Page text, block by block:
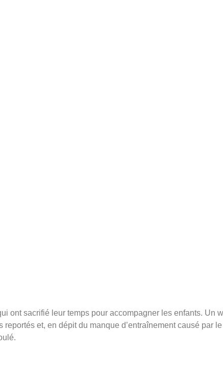
ont sacrifié leur temps pour accompagner les enfants. Un
et, en dépit du manque d’entraînement causé par